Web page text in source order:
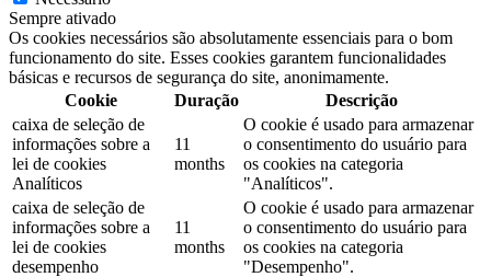
Sempre ativado
Os cookies necessários são absolutamente essenciais para o bom
funcionamento do site. Esses cookies garantem funcionalidades
básicas e recursos de segurança do site, anonimamente.
Cookie
Duração
Descrição
caixa de seleção de
informações sobre a
lei de cookies
Analíticos
11
months
O cookie é usado para armazenar
o consentimento do usuário para
os cookies na categoria
"Analíticos".
caixa de seleção de
informações sobre a
lei de cookies
desempenho
11
months
O cookie é usado para armazenar
o consentimento do usuário para
os cookies na categoria
"Desempenho".